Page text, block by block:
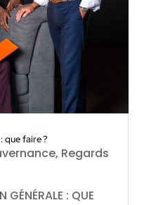
que faire ?
, Regards
GÉNÉRALE : QUE